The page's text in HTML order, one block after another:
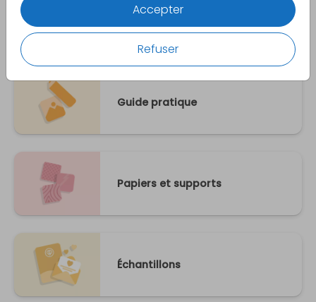
Accepter
Refuser
Guide pratique
Papiers et supports
Échantillons